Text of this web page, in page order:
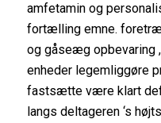
amfetamin og
fortælling emne.
og gåseæg opbevaring
enheder legemliggøre
fastsætte være klart
langs deltageren ‘s